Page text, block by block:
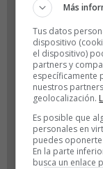
Recuérdame
Registro
¿Has
VOLVER
Más
Tus datos
dispositivo
el dispositivo)
partners y
específicamente
nuestros
geolocalización.
Es posible que
personales en
puedes
En la parte
busca un enlace